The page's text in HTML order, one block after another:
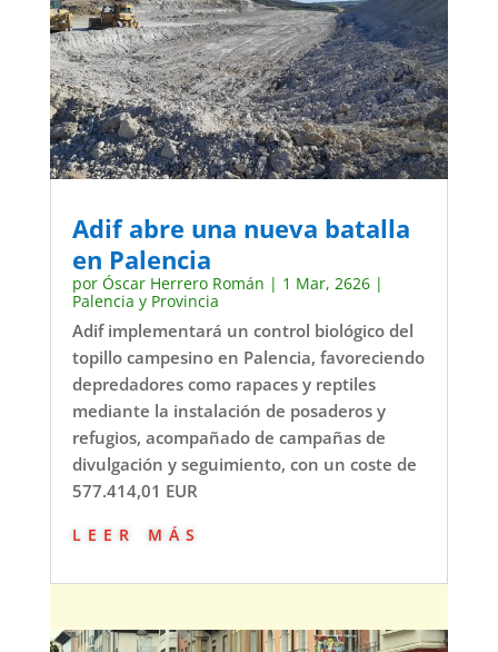
Adif abre una nueva batalla
en Palencia
por Óscar Herrero Román | 1 Mar, 2626|
Palencia y Provincia
Adif implementará un control biológico del
topillo campesino en Palencia, favoreciendo
depredadores como rapaces y reptiles
mediante la instalación de posaderos y
refugios, acompañado de campañas de
divulgación y seguimiento, con un coste de
577.414,01 EUR
leer más